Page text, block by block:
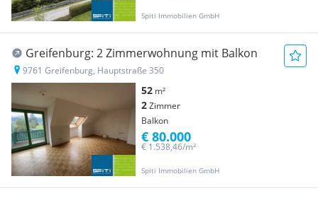
Spiti Immobilien GmbH
Greifenburg: 2 Zimmerwohnung mit Balkon
9761 Greifenburg, Hauptstraße 350
52 m²
2Zimmer
Balkon
Spiti Immobilien GmbH
€ 1.538,46/m²
€ 80.000